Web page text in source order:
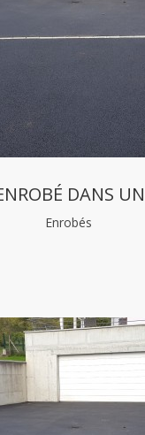
DANS
Enrobés